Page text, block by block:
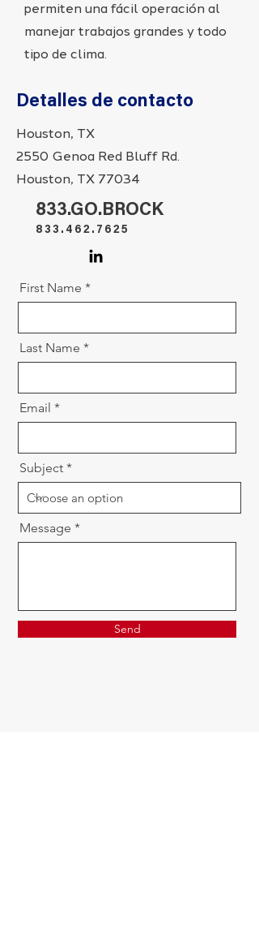
permiten una fácil operación al
manejar trabajos grandes y todo
tipo de clima.
Detalles de contacto
Houston, TX
2550 Genoa Red Bluff Rd.
Houston, TX 77034
833.GO.BROCK
833.462.7625
First Name
Last Name
Email
Subject
Message
Send